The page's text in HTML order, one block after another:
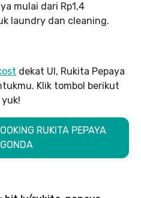
mulai dari Rp1,4
laundry dan cleaning.
dekat UI, Rukita Pepaya
Klik tombol berikut
RUKITA PEPAYA